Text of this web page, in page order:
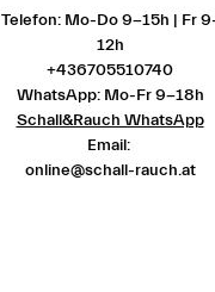
Telefon: Mo-Do 9-15h | Fr
12h
+436705510740
WhatsApp: Mo-Fr 9-18h
Schall&Rauch WhatsApp
Email:
online@schall-rauch.at